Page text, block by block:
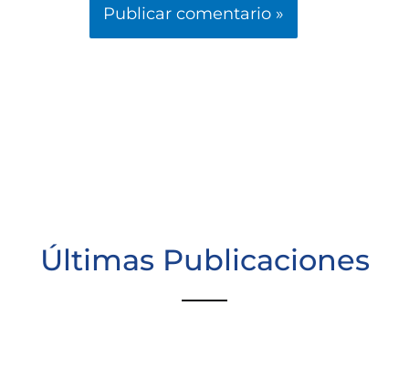
Últimas Publicaciones